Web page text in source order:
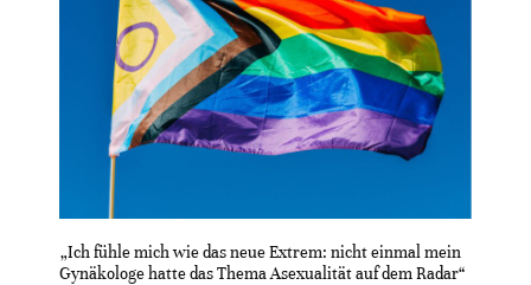
„Ich fühle mich wie das neue Extrem: nicht einmal mein
Gynäkologe hatte das Thema Asexualität auf dem Radar“